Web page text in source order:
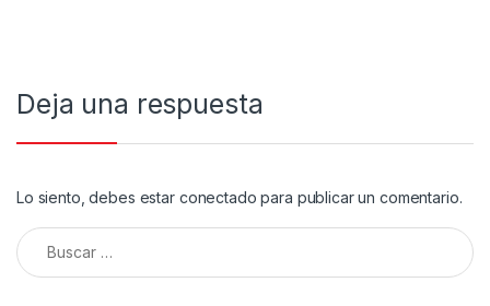
Deja una respuesta
Lo siento, debes estar conectado para publicar un comentario.
Buscar: